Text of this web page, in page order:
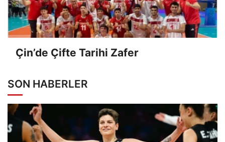
Çin’de Çifte Tarihi Zafer
SON HABERLER